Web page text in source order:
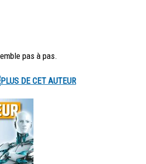
pas à pas.
PLUS DE CET AUTEUR